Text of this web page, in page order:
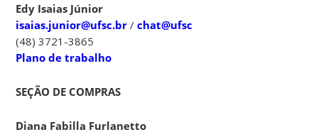
Edy Isaias Júnior
isaias.junior@ufsc.br /chat@ufsc
(48) 3721-3865
Plano de trabalho
SEÇÃO DE COMPRAS
Diana Fabilla Furlanetto